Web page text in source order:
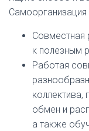
Самоорганизация
Совместная
к полезным
Работая
коллектива,
обмен и
а также